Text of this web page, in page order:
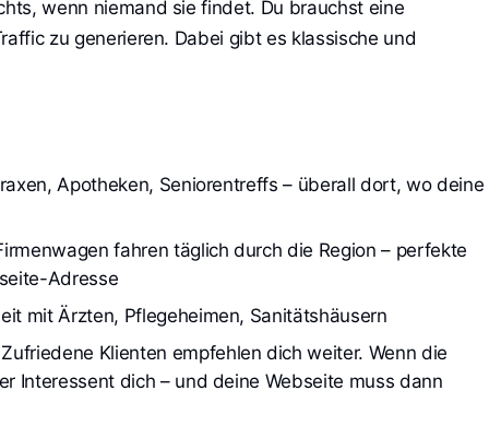
wenn niemand sie findet. Du brauchst eine
zu generieren. Dabei gibt es klassische und
Apotheken, Seniorentreffs – überall dort, wo deine
fahren täglich durch die Region – perfekte
Adresse
mit Ärzten, Pflegeheimen, Sanitätshäusern
Klienten empfehlen dich weiter. Wenn die
Interessent dich – und deine Webseite muss dann